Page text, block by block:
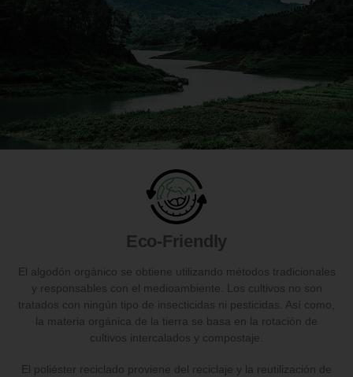
Eco-Friendly
El algodón orgánico se obtiene utilizando métodos tradicionales
y responsables con el medioambiente. Los cultivos no son
tratados con ningún tipo de insecticidas ni pesticidas. Así como,
la materia orgánica de la tierra se basa en la rotación de
cultivos intercalados y compostaje.
El poliéster reciclado proviene del reciclaje y la reutilización de